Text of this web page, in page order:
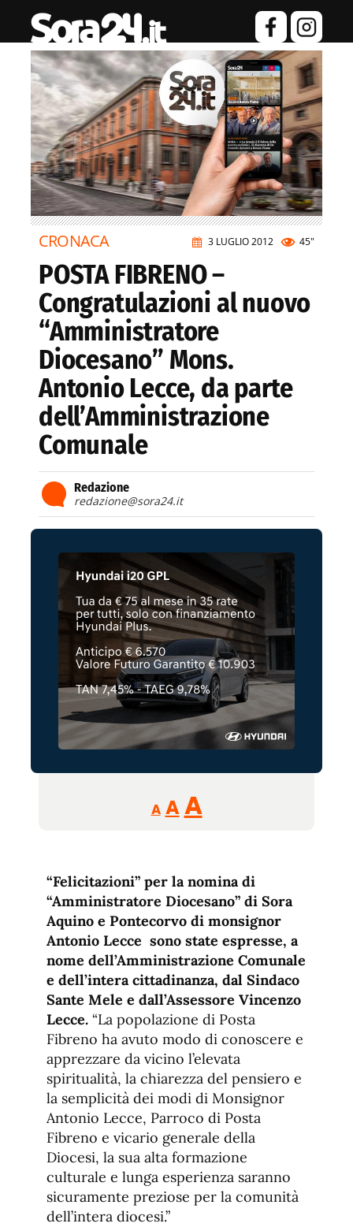
3 LUGLIO 2012 45"
CRONACA
POSTA FIBRENO –
Congratulazioni al nuovo
“Amministratore
Diocesano” Mons.
Antonio Lecce, da parte
dell’Amministrazione
Comunale
Redazione
redazione@sora24.it
A
Reducir
tamaño
A Restablecer
fuente
AAumentar
de
fuente.
“Felicitazioni” per la nomina di
“Amministratore Diocesano” di Sora
Aquino e Pontecorvo di monsignor
Antonio Lecce sono state espresse, a
nome dell’Amministrazione Comunale
e dell’intera cittadinanza, dal Sindaco
Sante Mele e dall’Assessore Vincenzo
Lecce. “La popolazione di Posta
Fibreno ha avuto modo di conoscere e
apprezzare da vicino l’elevata
spiritualità, la chiarezza del pensiero e
la semplicità dei modi di Monsignor
Antonio Lecce, Parroco di Posta
Fibreno e vicario generale della
Diocesi, la sua alta formazione
culturale e lunga esperienza saranno
sicuramente preziose per la comunità
dell’intera diocesi.”